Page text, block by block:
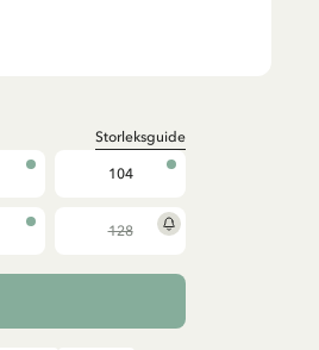
Storleksguide
104
128